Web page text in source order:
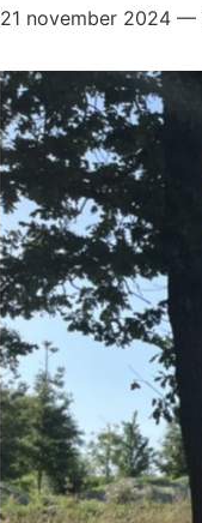
21 november 2024 —